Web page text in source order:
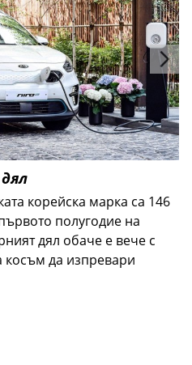
корейска марка са 146
полугодие на
дял обаче е вече с
косъм да изпревари